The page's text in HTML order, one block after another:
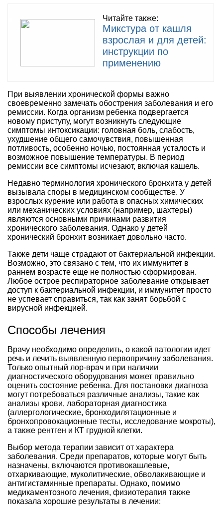
Читайте также:
Микстура от кашля
взрослая и для детей:
инструкции по
применению
При выявлении хронической формы важно
своевременно замечать обострения заболевания и его
ремиссии. Когда организм ребенка подвергается
новому приступу, могут возникнуть следующие
симптомы интоксикации: головная боль, слабость,
ухудшение общего самочувствия, повышенная
потливость, особенно ночью, постоянная усталость и
возможное повышение температуры. В период
ремиссии все симптомы исчезают, включая кашель.
Недавно терминология хронического бронхита у детей
вызывала споры в медицинском сообществе. У
взрослых курение или работа в опасных химических
или механических условиях (например, шахтеры)
являются основными причинами развития
хронического заболевания. Однако у детей
хронический бронхит возникает довольно часто.
Также дети чаще страдают от бактериальной инфекции.
Возможно, это связано с тем, что их иммунитет в
раннем возрасте еще не полностью сформирован.
Любое острое респираторное заболевание открывает
доступ к бактериальной инфекции, и иммунитет просто
не успевает справиться, так как занят борьбой с
вирусной инфекцией.
Способы лечения
Врачу необходимо определить, о какой патологии идет
речь и лечить выявленную первопричину заболевания.
Только опытный лор-врач и при наличии
диагностического оборудования может правильно
оценить состояние ребенка. Для постановки диагноза
могут потребоваться различные анализы, такие как
анализы крови, лабораторная диагностика
(аллергологические, бронходилятационные и
бронхопровокационные тесты, исследование мокроты),
а также рентген и КТ грудной клетки.
Выбор метода терапии зависит от характера
заболевания. Среди препаратов, которые могут быть
назначены, включаются противокашлевые,
отхаркивающие, муколитические, обволакивающие и
антигистаминные препараты. Однако, помимо
медикаментозного лечения, физиотерапия также
показала хорошие результаты в лечении: